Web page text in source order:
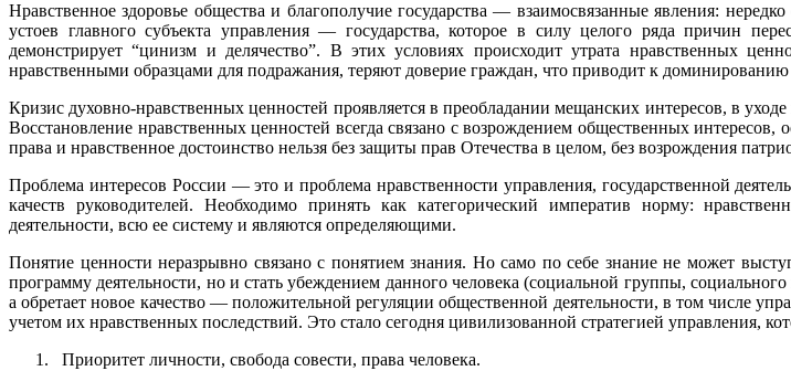
Нравственное здоровье общества и благополучие государства — взаимосвязанные явления:
устоев главного субъекта управления — государства, которое в силу целого ряда причин
демонстрирует “цинизм и делячество”. В этих условиях происходит утрата нравственных
нравственными образцами для подражания, теряют доверие граждан, что приводит к
Кризис духовно-нравственных ценностей проявляется в преобладании мещанских интересов, в
Восстановление нравственных ценностей всегда связано с возрождением общественных
права и нравственное достоинство нельзя без защиты прав Отечества в целом, без возрождения
Проблема интересов России — это и проблема нравственности управления, государственной
качеств руководителей. Необходимо принять как категорический императив норму:
деятельности, всю ее систему и являются определяющими.
Понятие ценности неразрывно связано с понятием знания. Но само по себе знание не может
программу деятельности, но и стать убеждением данного человека (социальной группы,
а обретает новое качество — положительной регуляции общественной деятельности, в том числе
учетом их нравственных последствий. Это стало сегодня цивилизованной стратегией управления,
1.
Приоритет личности, свобода совести, права человека.